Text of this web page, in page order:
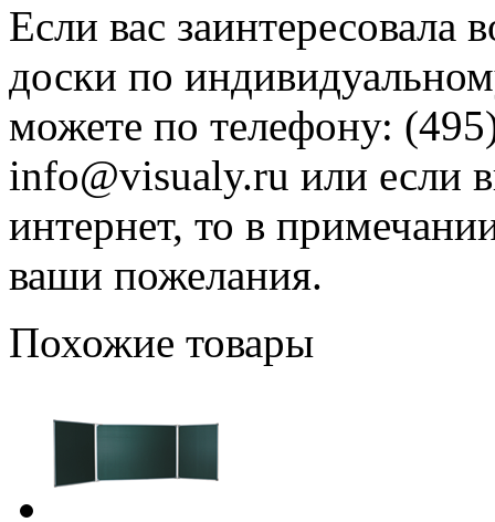
Если вас заинтересовала
доски по
можете по телефону:
info@visualy.ru или если
интернет, то в
ваши пожелания.
Похожие товары